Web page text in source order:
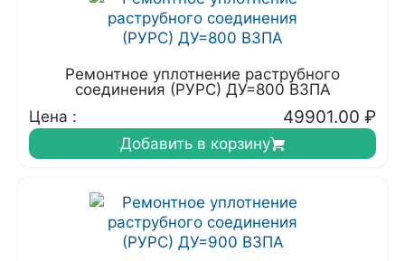
Ремонтное уплотнение раструбного
соединения (РУРС) ДУ=800 ВЗПА
Цена :
49901.00 ₽
Добавить в корзину